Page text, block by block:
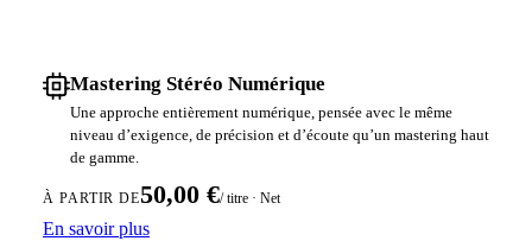
Mastering Stéréo Numérique
Une approche entièrement numérique, pensée avec le même
niveau d’exigence, de précision et d’écoute qu’un mastering haut
de gamme.
À PARTIR DE50,00 €/ titre · Net
En savoir plus